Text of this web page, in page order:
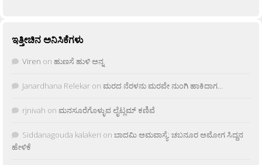
ಇತ್ತೀಚಿನ ಅನಿಸಿಕೆಗಳು
Viren on ಹುಣಸೆ ಹುಳಿ ಅನ್ನ
Janardhana Relekar on ಮರದ ನೆರಳನು ಮರವೇ ನುಂಗಿ ಹಾಕಿದಾಗ…
rjnivah on ಮನಸೂರೆಗೊಳ್ಳುವ ಲೈಟ್ಲಮ್ ಕಣಿವೆ
Siddanagouda kalakeri on ಬಾದಮಿ ಅಮವಾಸ್ಯೆ: ಚಬನೂರ ಅಮೋಗ ಸಿದ್ದನ
ಹೇಳಿಕೆ